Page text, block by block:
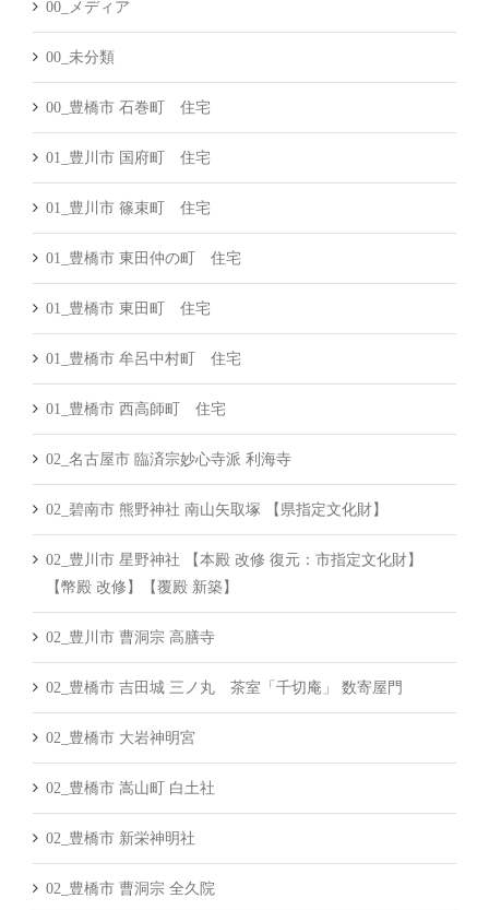
00_メディア
00_未分類
00_豊橋市 石巻町 住宅
01_豊川市 国府町 住宅
01_豊川市 篠束町 住宅
01_豊橋市 東田仲の町 住宅
01_豊橋市 東田町 住宅
01_豊橋市 牟呂中村町 住宅
01_豊橋市 西高師町 住宅
02_名古屋市 臨済宗妙心寺派 利海寺
02_碧南市 熊野神社 南山矢取塚 【県指定文化財】
02_豊川市 星野神社 【本殿 改修 復元：市指定文化財】
【幣殿 改修】【覆殿 新築】
02_豊川市 曹洞宗 高膳寺
02_豊橋市 吉田城 三ノ丸 茶室「千切庵」 数寄屋門
02_豊橋市 大岩神明宮
02_豊橋市 嵩山町 白土社
02_豊橋市 新栄神明社
02_豊橋市 曹洞宗 全久院